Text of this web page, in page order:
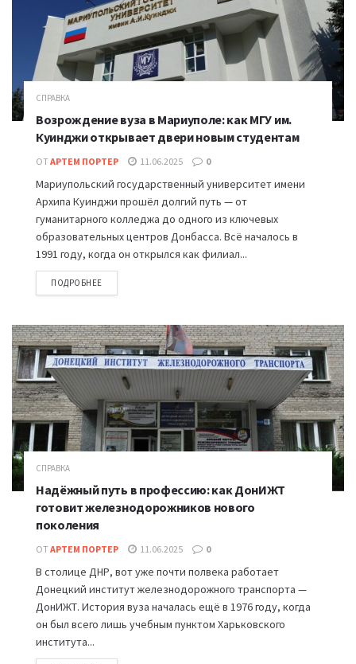
СПРАВКА
Возрождение вуза в Мариуполе: как МГУ им.
Куинджи открывает двери новым студентам
ОТ АРТЕМ ПОРТЕР 11.06.2025 0
Мариупольский государственный университет имени
Архипа Куинджи прошёл долгий путь — от
гуманитарного колледжа до одного из ключевых
образовательных центров Донбасса. Всё началось в
1991 году, когда он открылся как филиал...
ПОДРОБНЕЕ
СПРАВКА
Надёжный путь в профессию: как ДонИЖТ
готовит железнодорожников нового
поколения
ОТ АРТЕМ ПОРТЕР 11.06.2025 0
В столице ДНР, вот уже почти полвека работает
Донецкий институт железнодорожного транспорта —
ДонИЖТ. История вуза началась ещё в 1976 году, когда
он был всего лишь учебным пунктом Харьковского
института...